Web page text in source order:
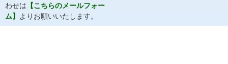
わせは 【こちらのメールフォー
ム】 よりお願いいたします。